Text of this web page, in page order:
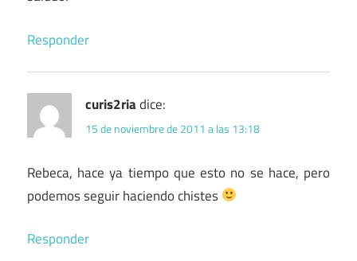
Responder
curis2riadice:
15 de noviembre de 2011 a las 13:18
Rebeca, hace ya tiempo que esto no se hace, pero
podemos seguir haciendo chistes
Responder